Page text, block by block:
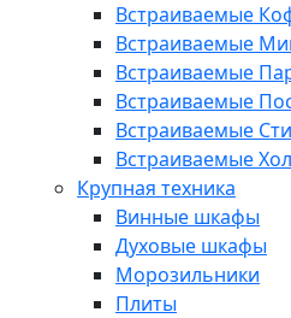
Встраиваемые
Встраиваемые
Встраиваемые
Встраиваемые
Встраиваемые
Встраиваемые
Крупная техника
Винные шкафы
Духовые шкафы
Морозильники
Плиты